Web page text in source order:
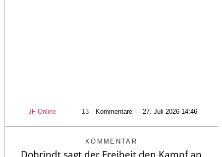
JF-Online 13 Kommentare — 27. Juli 2026 14:46
KOMMENTAR